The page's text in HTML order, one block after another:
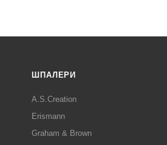
ШПАЛЕРИ
A.S.Creation
Erismann
Graham & Brown